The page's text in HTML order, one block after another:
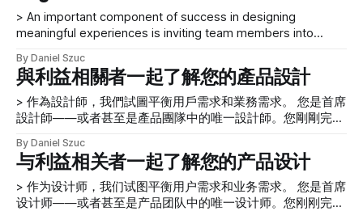
天迈向可能性路线图。 作为UX 设计师，我们的部分职责是促
进人们成为最好的个人贡献者。更进一步，我们的角色是成为
看他们如何为整个项目添加。打破孤岛！我们将其比作四重
奏，其中每个演奏者都使用同一首乐曲进行演奏，知道自己的
角色，并且可以演奏乐器，但知道什么时候听音乐总监的话。
情景
點——他們會記住並用熱情洋溢的方式告訴別人。實現這一目
標是一項艱鉅的工作，不僅需要了解人們的需求，還需要合適
的人員來製定組織結構和運營現實，以實現其實現。 成功設
計有意義的體驗的一個重要組成部分是邀請團隊成員進入培養
協作、創造力和開放文化的環境中，在這種環境中，批評是安
全的，有良好的能量，團隊思維可以幫助您超越自己的產品今
天邁向可能性路線圖。 作為 UX 設計師，我們的部分職責是促
進人們成為最好的個人貢獻者。更進一步，我們的角色是成為
看他們如何為整個項目添加。打破孤島！我們將其比作四重
奏，其中每個演奏者都使用同一首樂曲進行演奏，知道自己的
角色，並且可以演奏樂器，但知道什麼時候聽音樂總監的話。
情
> An important component of success in designing
meaningful experiences is inviting team members into
creativity, and openness…. In this article, we’ll outline the
key elements you need to plan and facilitate a design
workshop to give you a better chance of
By Daniel Szuc
與利益相關者一起了解您的產品設計
> 作為設計師，我們試圖平衡用戶需求和業務需求。 您是首席
設計師——或者甚至是產品團隊中的唯一設計師。您剛剛完成
人員和用戶）一起了解您的設計方法。你需要做什麼來準備你
的演講？ 本文提供了一些基本技巧，可幫助您更好地準備與
利益相關者一起完成您的產品設計。 以用戶為中心 以用戶為
中心的設計需要 * 了解您的用戶——通常是通過與他們交談並
By Daniel Szuc
与利益相关者一起了解您的产品设计
> 作为设计师，我们试图平衡用户需求和业务需求。 您是首席
设计师——或者甚至是产品团队中的唯一设计师。您刚刚完成